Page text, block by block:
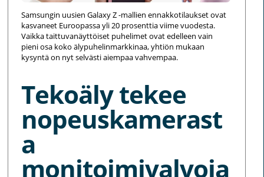
Samsungin uusien Galaxy Z -mallien ennakkotilaukset ovat
kasvaneet Euroopassa yli 20 prosenttia viime vuodesta.
Vaikka taittuvanäyttöiset puhelimet ovat edelleen vain
pieni osa koko älypuhelinmarkkinaa, yhtiön mukaan
kysyntä on nyt selvästi aiempaa vahvempaa.
Tekoäly tekee
nopeuskamerast
a
monitoimivalvoja